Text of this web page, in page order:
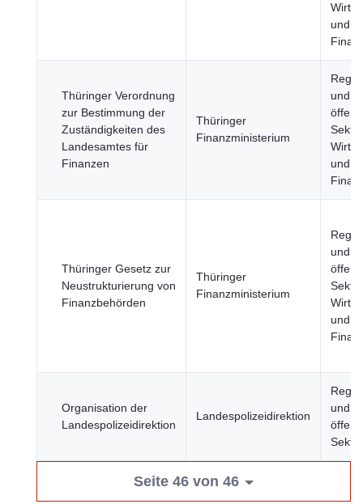
und
Thüringer Verordnung
zur Bestimmung der
Zuständigkeiten des
Landesamtes für
Finanzen
Thüringer
Finanzministerium
und
und
Thüringer Gesetz zur
Neustrukturierung von
Finanzbehörden
Thüringer
Finanzministerium
und
und
Organisation der
Landespolizeidirektion
Landespolizeidirektion
und
Sektor
Seite 46 von 46